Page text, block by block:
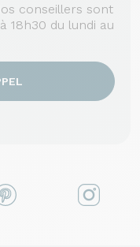
conseillers sont
18h30 du lundi au